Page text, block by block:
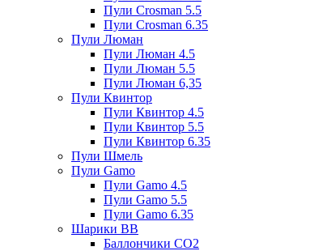
Пули Crosman 5.5
Пули Crosman 6.35
Пули Люман
Пули Люман 4.5
Пули Люман 5.5
Пули Люман 6,35
Пули Квинтор
Пули Квинтор 4.5
Пули Квинтор 5.5
Пули Квинтор 6.35
Пули Шмель
Пули Gamo
Пули Gamo 4.5
Пули Gamo 5.5
Пули Gamo 6.35
Шарики BB
Баллончики CO2